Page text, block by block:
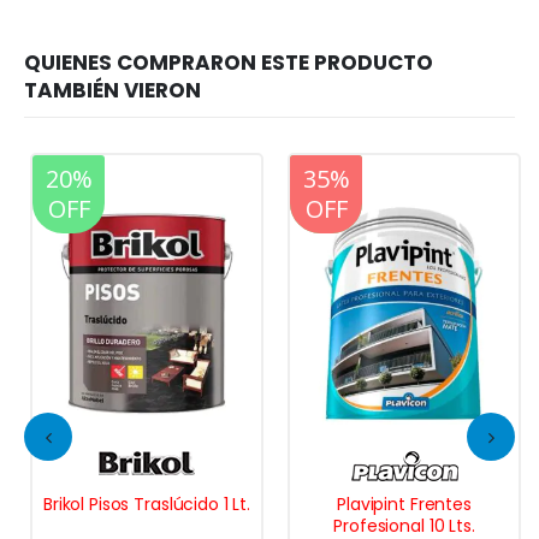
20%
OFF
Brikol Pisos Traslúcido 1 Lt.
20%
OFF
35%
OFF
Plavipint Frentes
Profesional 10 Lts.